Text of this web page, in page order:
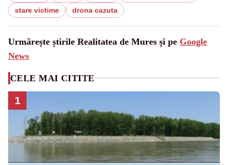
stare victime
drona cazuta
Urmărește știrile Realitatea de Mures și pe Google
News
CELE MAI CITITE
1